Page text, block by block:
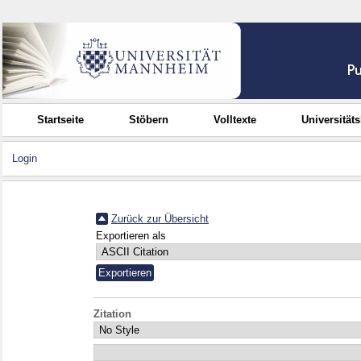
Startseite Stöbern Volltexte
Login
Zurück zur Übersicht
Exportieren als
Zitation